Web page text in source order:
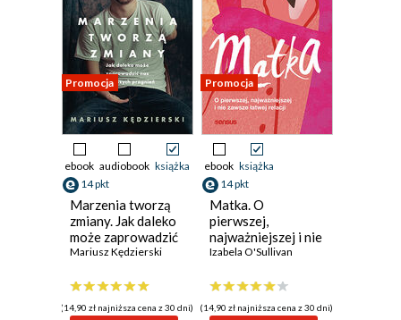
Promocja
ebook audiobook książka
14 pkt
Marzenia tworzą
zmiany. Jak daleko
może zaprowadzić
nas siła naszych
Mariusz Kędzierski
(14,90 zł najniższa cena z 30 dni)
Promocja
ebook książka
14 pkt
Matka. O
pierwszej,
najważniejszej i nie
zawsze łatwej
Izabela O'Sullivan
(14,90 zł najniższa cena z 30 dni)